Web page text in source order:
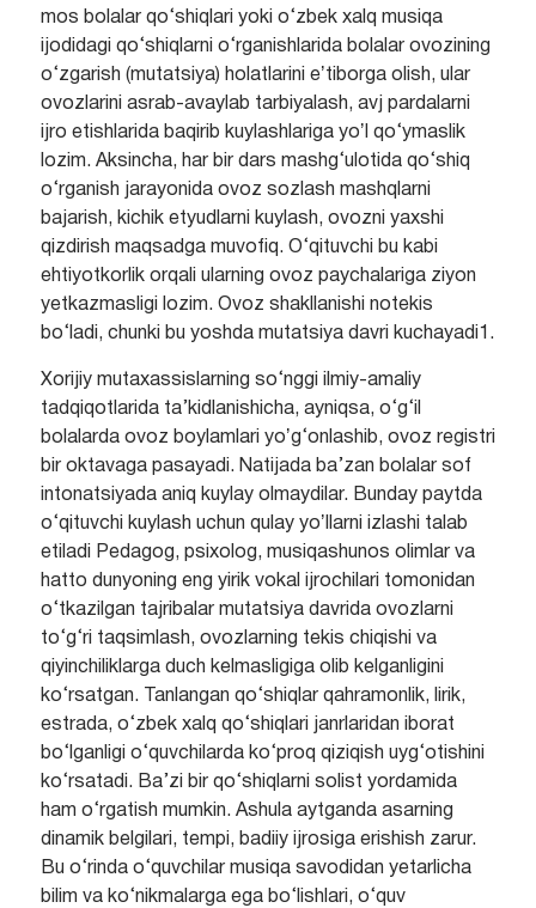
mos bolalar qo‘shiqlari yoki o‘zbek xalq musiqa
ijodidagi qo‘shiqlarni o‘rganishlarida bolalar ovozining
o‘zgarish (mutatsiya) holatlarini eʼtiborga olish, ular
ovozlarini asrab-avaylab tarbiyalash, avj pardalarni
ijro etishlarida baqirib kuylashlariga yoʼl qo‘ymaslik
lozim. Aksincha, har bir dars mashg‘ulotida qo‘shiq
o‘rganish jarayonida ovoz sozlash mashqlarni
bajarish, kichik etyudlarni kuylash, ovozni yaxshi
qizdirish maqsadga muvofiq. O‘qituvchi bu kabi
ehtiyotkorlik orqali ularning ovoz paychalariga ziyon
yetkazmasligi lozim. Ovoz shakllanishi notekis
bo‘ladi, chunki bu yoshda mutatsiya davri kuchayadi1.
Xorijiy mutaxassislarning so‘nggi ilmiy-amaliy
tadqiqotlarida ta’kidlanishicha, ayniqsa, o‘g‘il
bolalarda ovoz boylamlari yoʼg‘onlashib, ovoz registri
bir oktavaga pasayadi. Natijada ba’zan bolalar sof
intonatsiyada aniq kuylay olmaydilar. Bunday paytda
o‘qituvchi kuylash uchun qulay yoʼllarni izlashi talab
etiladi Pedagog, psixolog, musiqashunos olimlar va
hatto dunyoning eng yirik vokal ijrochilari tomonidan
o‘tkazilgan tajribalar mutatsiya davrida ovozlarni
to‘g‘ri taqsimlash, ovozlarning tekis chiqishi va
qiyinchiliklarga duch kelmasligiga olib kelganligini
ko‘rsatgan. Tanlangan qo‘shiqlar qahramonlik, lirik,
estrada, o‘zbek xalq qo‘shiqlari janrlaridan iborat
bo‘lganligi o‘quvchilarda ko‘proq qiziqish uyg‘otishini
ko‘rsatadi. Ba’zi bir qo‘shiqlarni solist yordamida
ham o‘rgatish mumkin. Ashula aytganda asarning
dinamik belgilari, tempi, badiiy ijrosiga erishish zarur.
Bu o‘rinda o‘quvchilar musiqa savodidan yetarlicha
bilim va ko‘nikmalarga ega bo‘lishlari, o‘quv